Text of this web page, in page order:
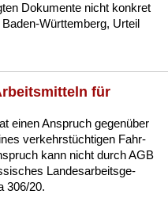
Do­ku­men­te nicht kon­kret
Würt­tem­berg, Ur­teil
für
ei­nen An­spruch ge­genüber
ver­kehrstüch­ti­gen Fahr­
kann nicht durch AGB
Lan­des­ar­beits­ge­
306/20.